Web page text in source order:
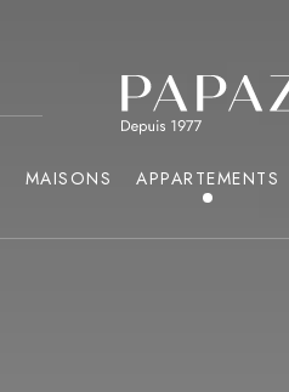
MAISONS APPARTEMENTS